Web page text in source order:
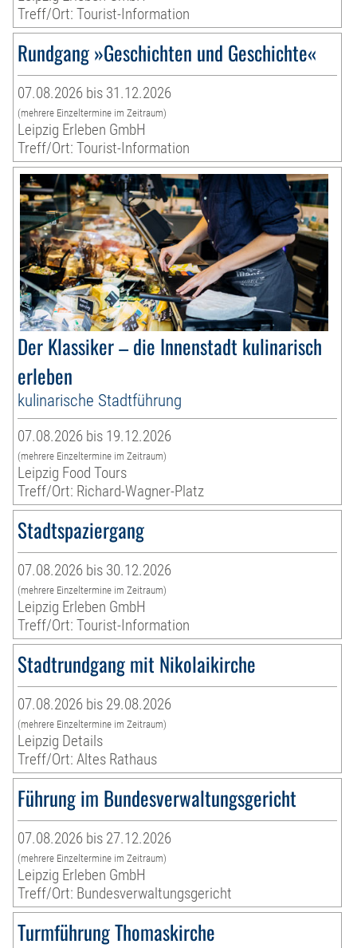
Treff/Ort: Tourist-Information
Rundgang »Geschichten und Geschichte«
07.08.2026 bis 31.12.2026
(mehrere Einzeltermine im Zeitraum)
Leipzig Erleben GmbH
Treff/Ort: Tourist-Information
Der Klassiker – die Innenstadt kulinarisch
erleben
kulinarische Stadtführung
07.08.2026 bis 19.12.2026
(mehrere Einzeltermine im Zeitraum)
Leipzig Food Tours
Treff/Ort: Richard-Wagner-Platz
Stadtspaziergang
07.08.2026 bis 30.12.2026
(mehrere Einzeltermine im Zeitraum)
Leipzig Erleben GmbH
Treff/Ort: Tourist-Information
Stadtrundgang mit Nikolaikirche
07.08.2026 bis 29.08.2026
(mehrere Einzeltermine im Zeitraum)
Leipzig Details
Treff/Ort: Altes Rathaus
Führung im Bundesverwaltungsgericht
07.08.2026 bis 27.12.2026
(mehrere Einzeltermine im Zeitraum)
Leipzig Erleben GmbH
Treff/Ort: Bundesverwaltungsgericht
Turmführung Thomaskirche